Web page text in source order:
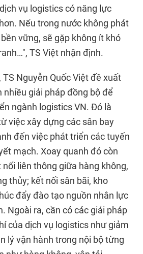
vụ logistics có năng lực
Nếu trong nước không phát
vững, sẽ gặp không ít khó
TS Việt nhận định.
Nguyễn Quốc Việt đề xuất
nhiều giải pháp đồng bộ để
ngành logistics VN. Đó là
việc xây dựng các sân bay
đến việc phát triển các tuyến
mạch. Xoay quanh đó còn
liên thông giữa hàng không,
thủy; kết nối sân bãi, kho
đẩy đào tạo nguồn nhân lực
Ngoài ra, cần có các giải pháp
của dịch vụ logistics như giảm
lý vận hành trong nội bộ từng